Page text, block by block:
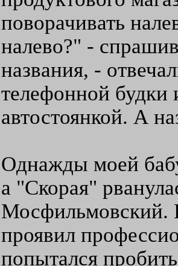
поворачивать
налево?" -
названия, -
телефонной будки
автостоянкой. А
Однажды моей
а "Скорая"
Мосфильмовский.
проявил
попытался